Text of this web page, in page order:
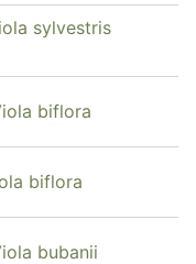
sylvestris
biflora
biflora
bubanii